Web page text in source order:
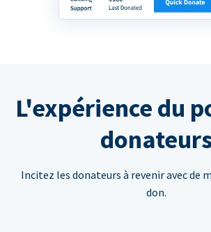
L'expérience du
Incitez les donateurs à revenir avec de
don.